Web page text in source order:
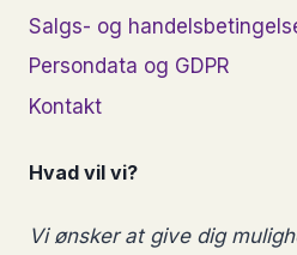
Salgs- og
Persondata og GDPR
Kontakt
Hvad vil vi?
Vi ønsker at give dig